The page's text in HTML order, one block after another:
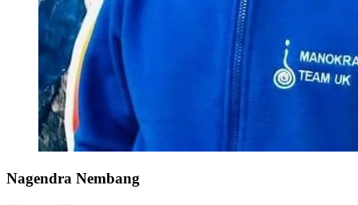
Nagendra Nembang